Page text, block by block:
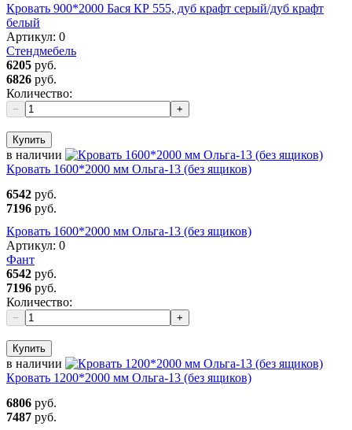
Кровать 900*2000 Бася КР 555, дуб крафт серый/дуб крафт
белый
Артикул: 0
Стендмебель
6205 руб.
6826 руб.
Количество:
− +
Купить
в наличии
Кровать 1600*2000 мм Ольга-13 (без ящиков)
6542 руб.
7196 руб.
Кровать 1600*2000 мм Ольга-13 (без ящиков)
Артикул: 0
Фант
6542 руб.
7196 руб.
Количество:
− +
Купить
в наличии
Кровать 1200*2000 мм Ольга-13 (без ящиков)
6806 руб.
7487 руб.